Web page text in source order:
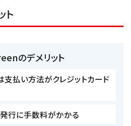
ト
のデメリット
支払い方法がクレジットカード
行に手数料がかかる